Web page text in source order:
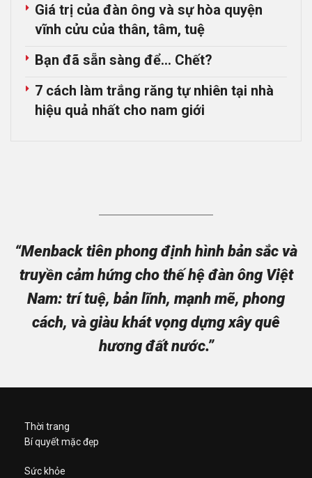
Giá trị của đàn ông và sự hòa quyện
vĩnh cửu của thân, tâm, tuệ
Bạn đã sẵn sàng để… Chết?
7 cách làm trắng răng tự nhiên tại nhà
hiệu quả nhất cho nam giới
“Menback tiên phong định hình bản sắc và
truyền cảm hứng cho thế hệ đàn ông Việt
Nam: trí tuệ, bản lĩnh, mạnh mẽ, phong
cách, và giàu khát vọng dựng xây quê
hương đất nước.”
Thời trang
Bí quyết mặc đẹp
Sức khỏe